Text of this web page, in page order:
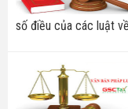
Luật quản lý thuế
Luật kế toán
Chế độ kế toán
số điều của các luật